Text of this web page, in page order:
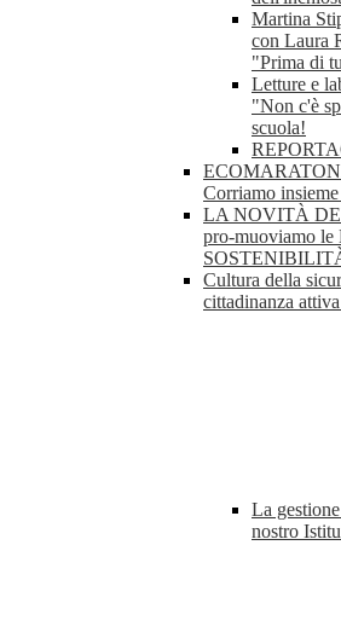
Martina
con Laura
"Prima di
Letture e
"Non c'è
scuola!
Corriamo
LA NOVITÀ
pro-muoviamo
Cultura della
cittadinanza
La
nostro